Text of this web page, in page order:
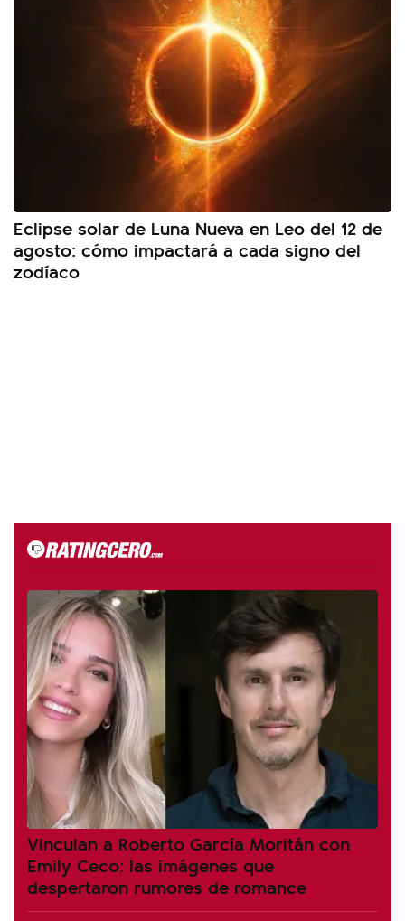
Eclipse solar de Luna Nueva en Leo del 12 de
agosto: cómo impactará a cada signo del
zodíaco
Vinculan a Roberto García Moritán con
Emily Ceco: las imágenes que
despertaron rumores de romance